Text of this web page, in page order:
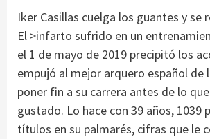
Iker Casillas cuelga los guantes y
El >infarto sufrido en un
el 1 de mayo de 2019 precipitó los
empujó al mejor arquero español de
poner fin a su carrera antes de lo
gustado. Lo hace con 39 años, 1039
títulos en su palmarés, cifras que le